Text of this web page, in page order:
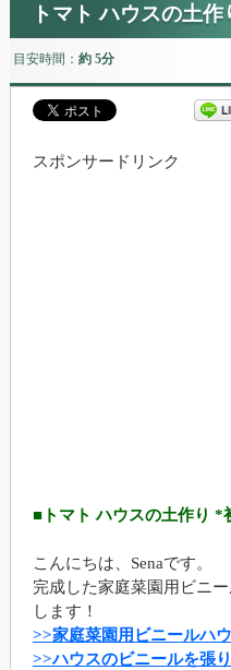
トマト ハウスの土作
目安時間： 約 5分
スポンサードリンク
■トマト ハウスの土作り *
こんにちは、Senaです。
完成した家庭菜園用ビニ
します！
>>家庭菜園用ビニールハ
>>ハウスのビニールを張